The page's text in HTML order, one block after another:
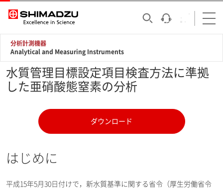
分析計測機器
Analytical and Measuring Instruments
水質管理目標設定項目検査方法に準拠
した亜硝酸態窒素の分析
ダウンロード
はじめに
平成15年5月30日付けで，新水質基準に関する省令（厚生労働省令